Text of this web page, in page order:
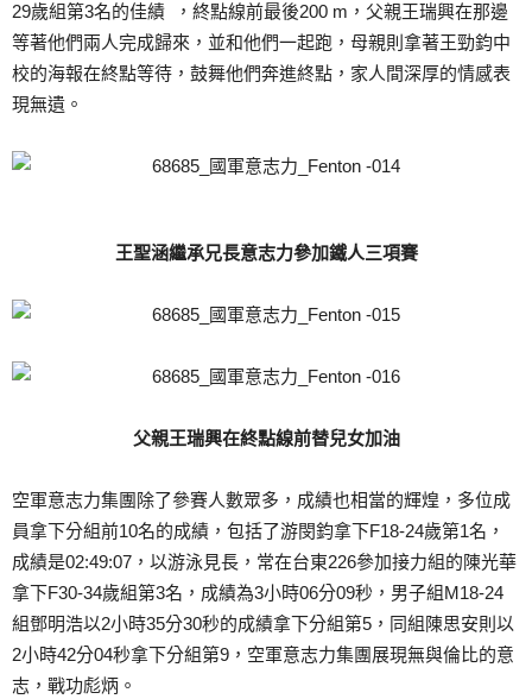
29歲組第3名的佳績 ，終點線前最後200 m，父親王瑞興在那邊
等著他們兩人完成歸來，並和他們一起跑，母親則拿著王勁鈞中
校的海報在終點等待，鼓舞他們奔進終點，家人間深厚的情感表
現無遺。
王聖涵繼承兄長意志力參加鐵人三項賽
父親王瑞興在終點線前替兒女加油
空軍意志力集團除了參賽人數眾多，成績也相當的輝煌，多位成
員拿下分組前10名的成績，包括了游閔鈞拿下F18-24歲第1名，
成績是02:49:07，以游泳見長，常在台東226參加接力組的陳光華
拿下F30-34歲組第3名，成績為3小時06分09秒，男子組M18-24
組鄧明浩以2小時35分30秒的成績拿下分組第5，同組陳思安則以
2小時42分04秒拿下分組第9，空軍意志力集團展現無與倫比的意
志，戰功彪炳。